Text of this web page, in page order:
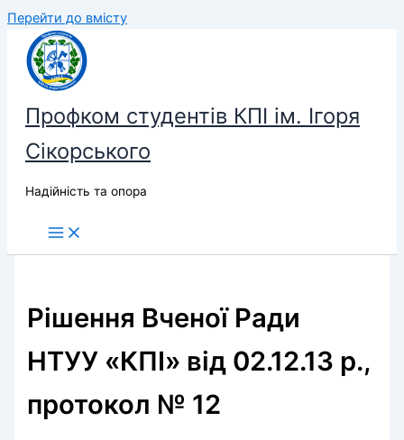
Перейти до вмісту
Профком студентів КПІ ім. Ігоря
Сікорського
Надійність та опора
Рішення Вченої Ради
НТУУ «КПІ» від 02.12.13 р.,
протокол № 12